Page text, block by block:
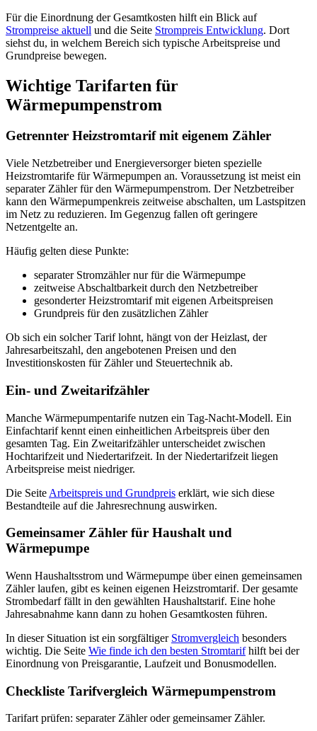
Für die Einordnung der Gesamtkosten hilft ein Blick auf
Strompreise aktuell und die Seite Strompreis Entwicklung. Dort
siehst du, in welchem Bereich sich typische Arbeitspreise und
Grundpreise bewegen.
Wichtige Tarifarten für
Wärmepumpenstrom
Getrennter Heizstromtarif mit eigenem Zähler
Viele Netzbetreiber und Energieversorger bieten spezielle
Heizstromtarife für Wärmepumpen an. Voraussetzung ist meist ein
separater Zähler für den Wärmepumpenstrom. Der Netzbetreiber
kann den Wärmepumpenkreis zeitweise abschalten, um Lastspitzen
im Netz zu reduzieren. Im Gegenzug fallen oft geringere
Netzentgelte an.
Häufig gelten diese Punkte:
separater Stromzähler nur für die Wärmepumpe
zeitweise Abschaltbarkeit durch den Netzbetreiber
gesonderter Heizstromtarif mit eigenen Arbeitspreisen
Grundpreis für den zusätzlichen Zähler
Ob sich ein solcher Tarif lohnt, hängt von der Heizlast, der
Jahresarbeitszahl, den angebotenen Preisen und den
Investitionskosten für Zähler und Steuertechnik ab.
Ein- und Zweitarifzähler
Manche Wärmepumpentarife nutzen ein Tag-Nacht-Modell. Ein
Einfachtarif kennt einen einheitlichen Arbeitspreis über den
gesamten Tag. Ein Zweitarifzähler unterscheidet zwischen
Hochtarifzeit und Niedertarifzeit. In der Niedertarifzeit liegen
Arbeitspreise meist niedriger.
Die Seite Arbeitspreis und Grundpreis erklärt, wie sich diese
Bestandteile auf die Jahresrechnung auswirken.
Gemeinsamer Zähler für Haushalt und
Wärmepumpe
Wenn Haushaltsstrom und Wärmepumpe über einen gemeinsamen
Zähler laufen, gibt es keinen eigenen Heizstromtarif. Der gesamte
Strombedarf fällt in den gewählten Haushaltstarif. Eine hohe
Jahresabnahme kann dann zu hohen Gesamtkosten führen.
In dieser Situation ist ein sorgfältiger Stromvergleich besonders
wichtig. Die Seite Wie finde ich den besten Stromtarifhilft bei der
Einordnung von Preisgarantie, Laufzeit und Bonusmodellen.
Checkliste Tarifvergleich Wärmepumpenstrom
Tarifart prüfen: separater Zähler oder gemeinsamer Zähler.